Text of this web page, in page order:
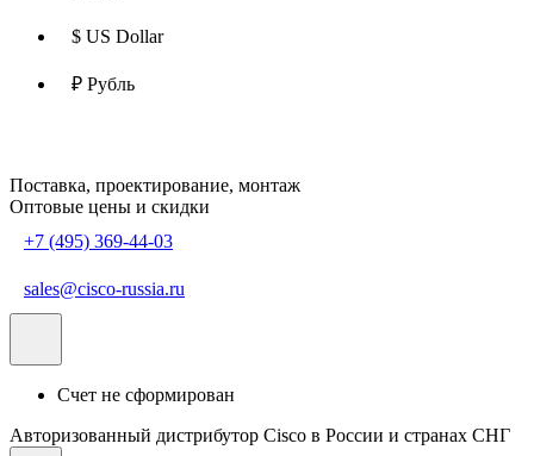
$ US Dollar
₽ Рубль
Поставка, проектирование, монтаж
Оптовые цены и скидки
+7 (495) 369-44-03
sales@cisco-russia.ru
Счет не сформирован
Авторизованный дистрибутор Cisco в России и странах СНГ